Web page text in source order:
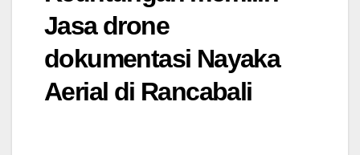
Jasa drone
dokumentasi Nayaka
Aerial di Rancabali